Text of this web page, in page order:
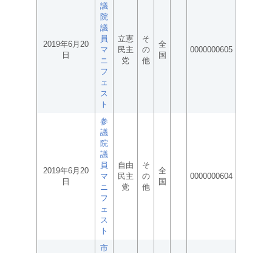
2019年6月20
日
議
院
議
員
マ
ニ
フ
ェ
ス
ト
立憲
民主
党
そ
の
他
全
国
0000000605
2019年6月20
日
参
議
院
議
員
マ
ニ
フ
ェ
ス
ト
自由
民主
党
そ
の
他
全
国
0000000604
市